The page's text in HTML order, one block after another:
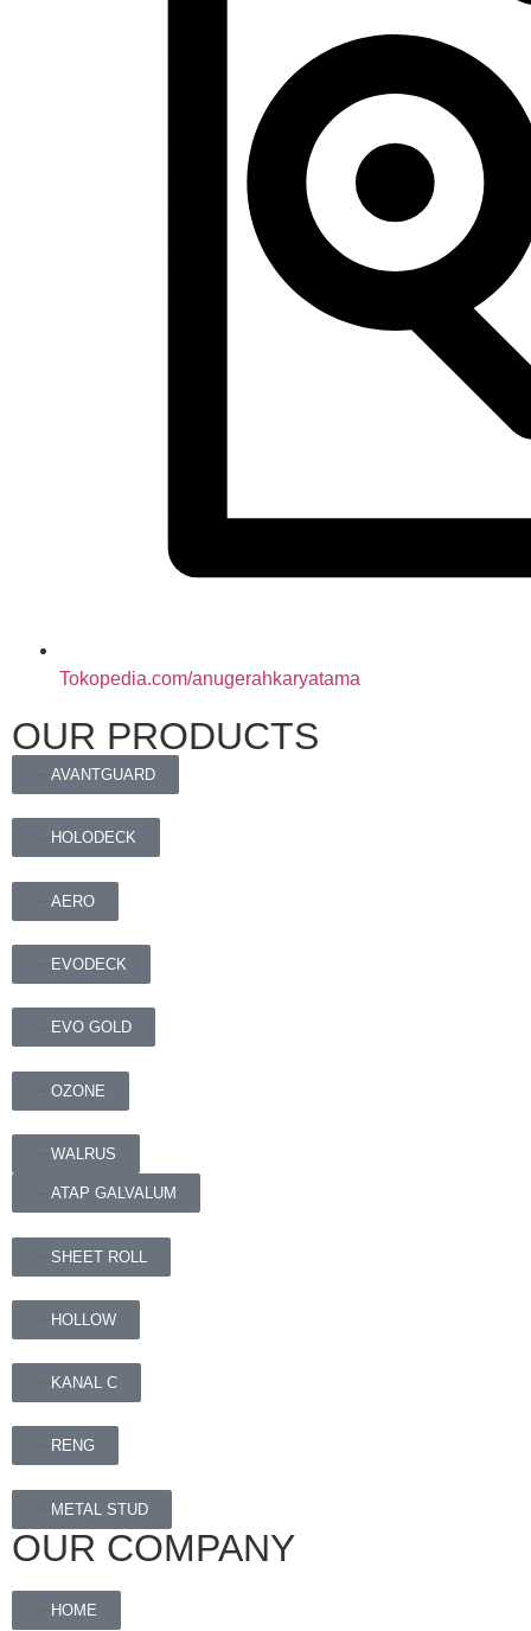
Tokopedia.com/anugerahkaryatama
OUR PRODUCTS
AVANTGUARD
HOLODECK
AERO
EVODECK
EVO GOLD
OZONE
WALRUS
ATAP GALVALUM
SHEET ROLL
HOLLOW
KANAL C
RENG
METAL STUD
OUR COMPANY
HOME